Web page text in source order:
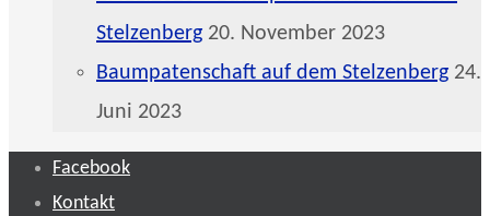
Stelzenberg 20. November 2023
Baumpatenschaft auf dem Stelzenberg 24.
Juni 2023
Facebook
Kontakt